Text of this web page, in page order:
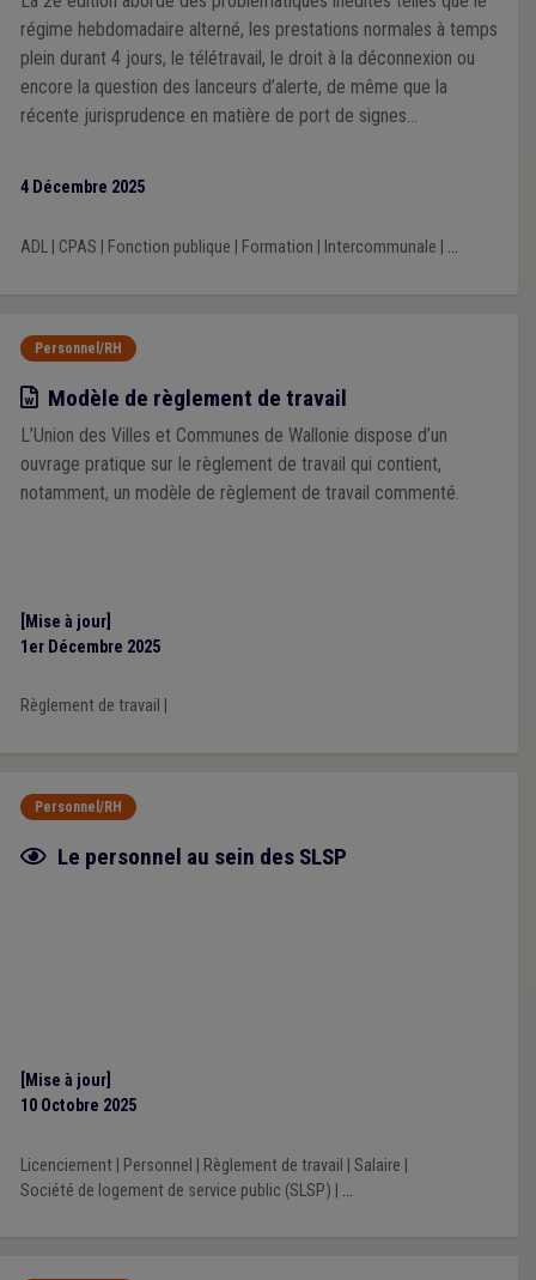
régime hebdomadaire alterné, les prestations normales à temps
plein durant 4 jours, le télétravail, le droit à la déconnexion ou
encore la question des lanceurs d’alerte, de même que la
récente jurisprudence en matière de port de signes
nouveau modèle de règlement de télétravail.
4 Décembre 2025
ADL| CPAS Fonction publique Formation Intercommunale ...
Personnel/RH
Modèle
Modèle de règlement de travail
L’Union des Villes et Communes de Wallonie dispose d’un
ouvrage pratique sur le règlement de travail qui contient,
notamment, un modèle de règlement de travail commenté.
[Mise à jour]
1er Décembre 2025
Règlement de travail
Personnel/RH
Fiche focus
Le personnel au sein des SLSP
[Mise à jour]
10 Octobre 2025
Licenciement| Personnel Règlement de travail Salaire
Société de logement de service public (SLSP)
...